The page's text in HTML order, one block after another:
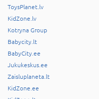
ToysPlanet.lv
KidZone.lv
Kotryna Group
Babycity.lt
BabyCity.ee
Jukukeskus.ee
Zaisluplaneta.lt
KidZone.ee